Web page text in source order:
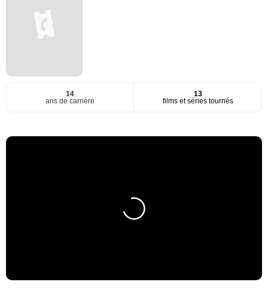
14
ans de carrière
13
films et séries tournés